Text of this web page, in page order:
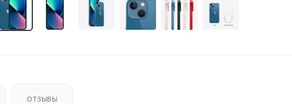
ОТЗЫВЫ